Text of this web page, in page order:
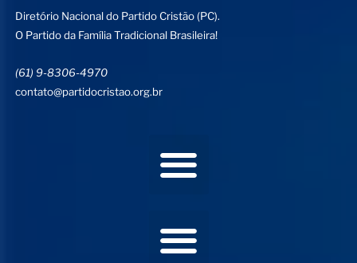
Diretório Nacional do Partido Cristão (PC).
O Partido da Família Tradicional Brasileira!
(61) 9-8306-4970
contato@partidocristao.org.br